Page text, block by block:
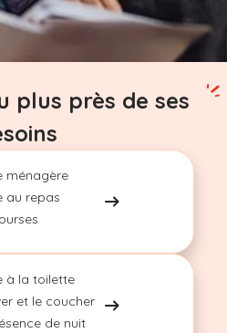
plus près de ses
ménagère
au repas
à la toilette
et le coucher
de nuit